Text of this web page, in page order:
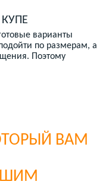
варианты
по размерам, а
Поэтому
ВАМ